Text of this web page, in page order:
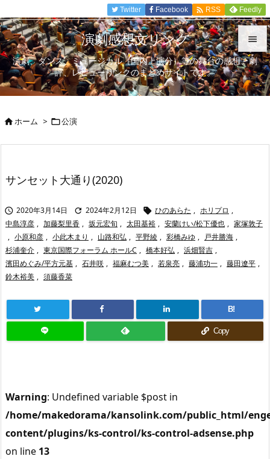


メニュ

Twitter Facebook  RSS Feedly
演劇感想文リンク
演劇、ダンス、ミュージカル（国内上演分）等の舞台の感想、劇
評、レビューリンクのまとめサイトです。
ホーム > 公演
サンセット大通り(2020)
 2020年3月14日  2024年2月12日  ひのあらた , ホリプロ ,
中島淳彦 , 加藤梨里香 , 坂元宏旬 , 太田基裕 , 安蘭けい/松下優也 , 家塚敦子
, 小原和彦 , 小此木まり , 山路和弘 , 平野綾 , 彩橋みゆ , 戸井勝海 ,
杉浦奎介 , 東京国際フォーラム ホールC , 橋本好弘 , 浜畑賢吉 ,
濱田めぐみ/平方元基 , 石井咲 , 福麻むつ美 , 若泉亮 , 藤浦功一 , 藤田遼平 ,
鈴木裕美 , 須藤香菜
B!
Copy
Warning: Undefined variable $post in
/home/makedorama/kansolink.com/public_html/
content/plugins/ks-control/ks-control-adsense.php
on line 13